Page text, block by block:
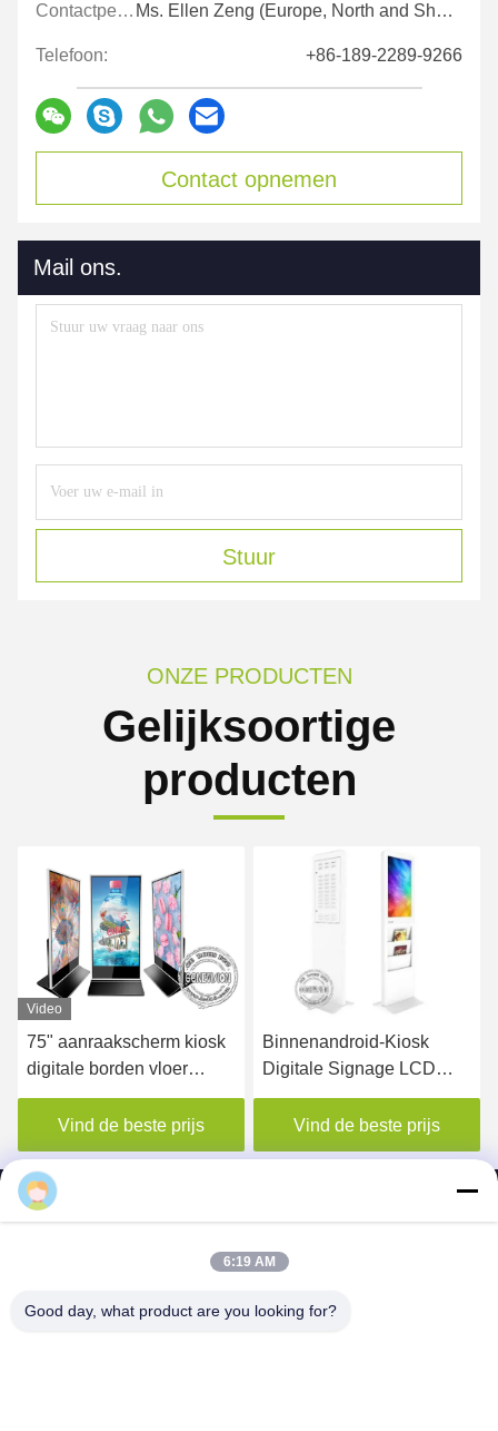
Contactpersonen: Ms. Ellen Zeng (Europe, North and Shouth America)
Telefoon: +86-189-2289-9266
Contact opnemen
Mail ons.
Stuur
ONZE PRODUCTEN
Gelijksoortige
producten
kiosk
vloer
beste prijs
Binnenandroid-Kiosk
Digitale Signage LCD
Monitor die 22 Duim met
Krantenplank adverteren
Vind de beste prijs
Video
65inch
Scherm van
Signage met
Leiden
Vind de
SHENZHEN MERCEDESTECHNOLOGY CO.,
6:19 AM
Good day, what product are you looking for?